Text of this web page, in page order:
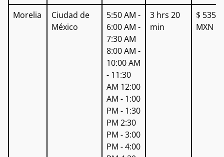
Morelia
Ciudad de
México
5:50 AM -
6:00 AM -
7:30 AM
8:00 AM -
10:00 AM
- 11:30
AM 12:00
AM - 1:00
PM - 1:30
PM 2:30
PM - 3:00
PM - 4:00
3 hrs 20
min
$ 535
MXN